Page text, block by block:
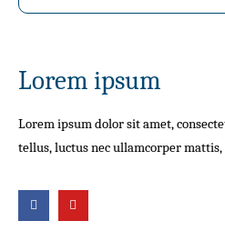
Lorem ipsum
Lorem ipsum dolor sit amet,
tellus, luctus nec ullamcorper